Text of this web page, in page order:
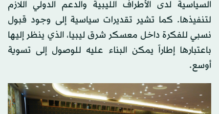
السياسية لدى الأطراف الليبية والدعم الدولي اللازم
لتنفيذها. كما تشير تقديرات سياسية إلى وجود قبول
نسبي للفكرة داخل معسكر شرق ليبيا، الذي ينظر إليها
باعتبارها إطاراً يمكن البناء عليه للوصول إلى تسوية
أوسع.